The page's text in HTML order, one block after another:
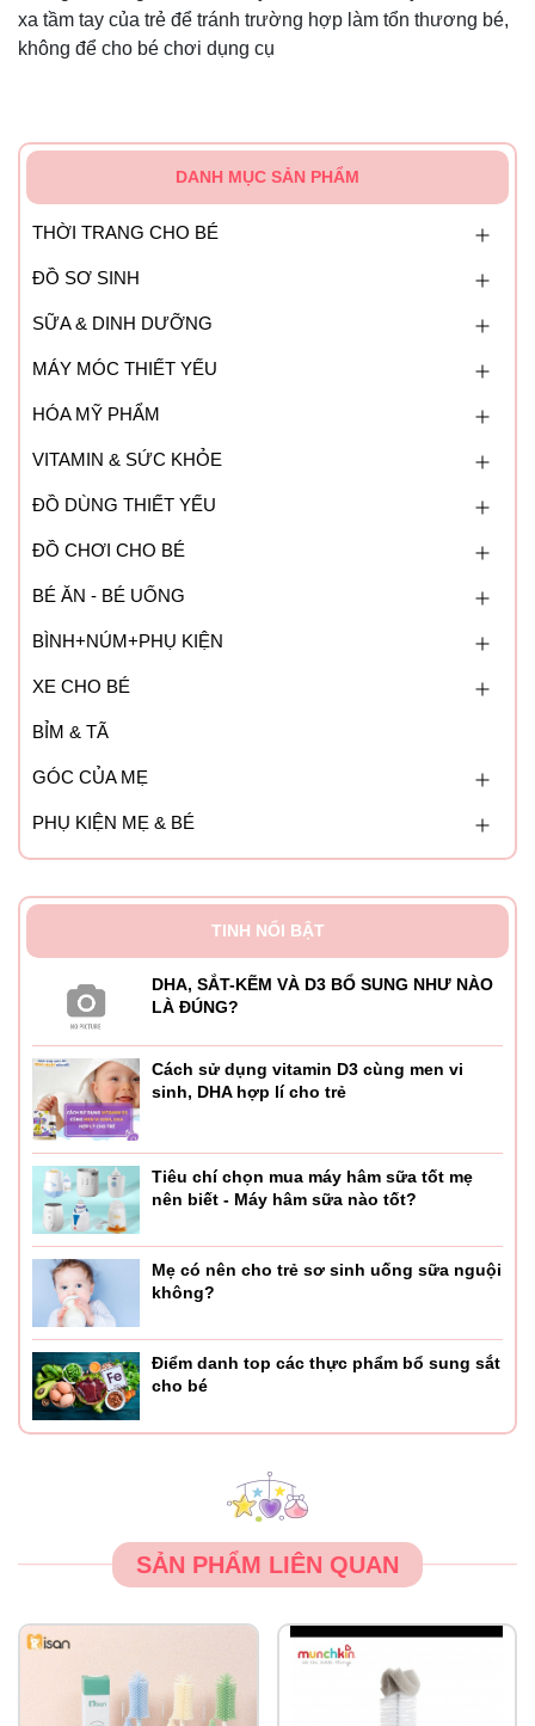
xa tầm tay của trẻ để tránh trường hợp làm tổn thương bé,
không để cho bé chơi dụng cụ
DANH MỤC SẢN PHẨM
THỜI TRANG CHO BÉ
ĐỒ SƠ SINH
SỮA & DINH DƯỠNG
MÁY MÓC THIẾT YẾU
HÓA MỸ PHẨM
VITAMIN & SỨC KHỎE
ĐỒ DÙNG THIẾT YẾU
ĐỒ CHƠI CHO BÉ
BÉ ĂN - BÉ UỐNG
BÌNH+NÚM+PHỤ KIỆN
XE CHO BÉ
BỈM & TÃ
GÓC CỦA MẸ
PHỤ KIỆN MẸ & BÉ
TINH NỔI BẬT
DHA, SẮT-KẼM VÀ D3 BỔ SUNG NHƯ NÀO
LÀ ĐÚNG?
Cách sử dụng vitamin D3 cùng men vi
sinh, DHA hợp lí cho trẻ
Tiêu chí chọn mua máy hâm sữa tốt mẹ
nên biết - Máy hâm sữa nào tốt?
Mẹ có nên cho trẻ sơ sinh uống sữa nguội
không?
Điểm danh top các thực phẩm bổ sung sắt
cho bé
SẢN PHẨM LIÊN QUAN